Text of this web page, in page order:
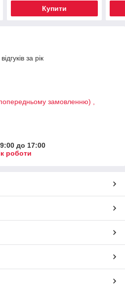
Купити
за рік
замовленню) ,
до 17:00
роботи